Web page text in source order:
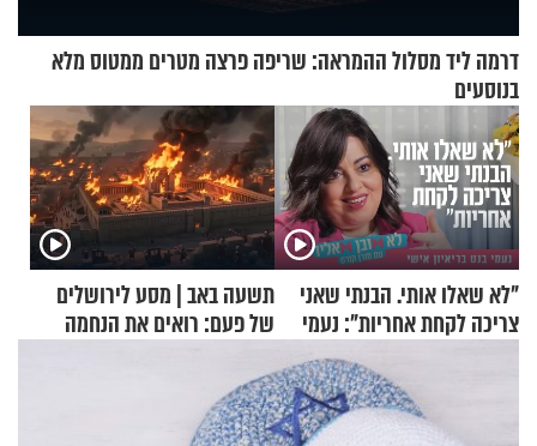
דרמה ליד מסלול ההמראה: שריפה פרצה מטרים ממטוס מלא
בנוסעים
"לא שאלו אותי. הבנתי שאני
צריכה לקחת אחריות": נעמי
תשעה באב | מסע לירושלים
של פעם: רואים את הנחמה